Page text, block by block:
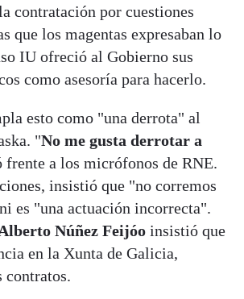
contratación por cuestiones
que los magentas expresaban lo
IU ofreció al Gobierno sus
como asesoría para hacerlo.
esto como "una derrota" al
"No me gusta derrotar a
frente a los micrófonos de RNE.
insistió que "no corremos
es "una actuación incorrecta".
Núñez Feijóo insistió que
en la Xunta de Galicia,